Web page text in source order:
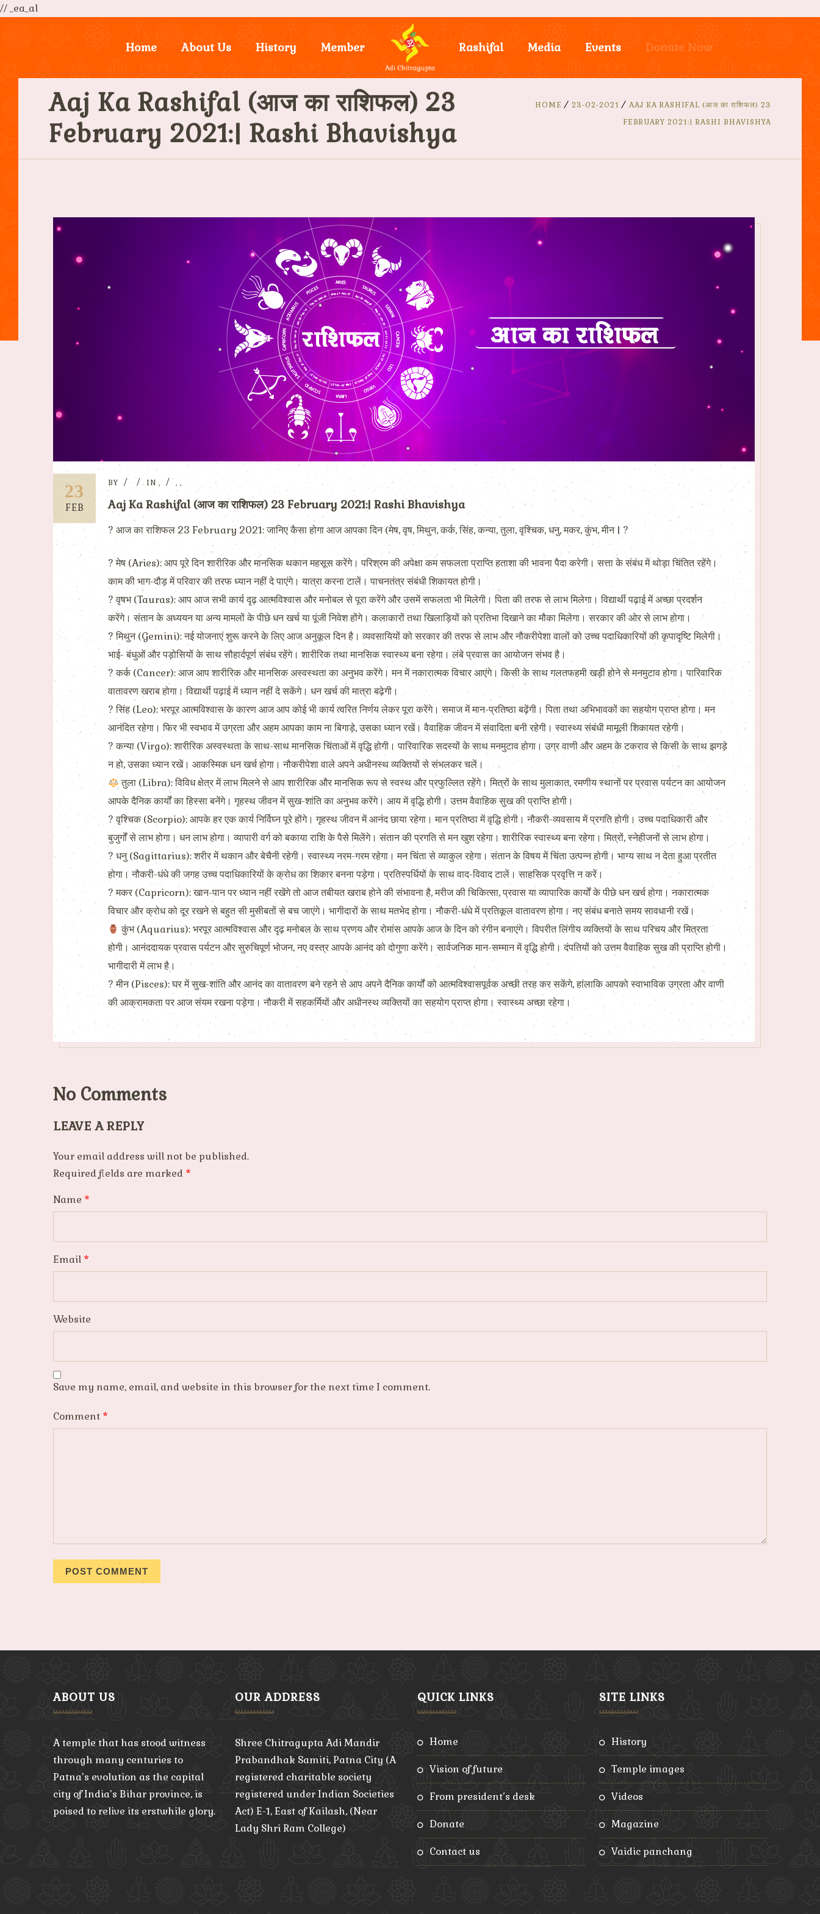
// _ea_al
Home About Us History Member Rashifal Media Events Donate Now
Aaj Ka Rashifal (आज का राशिफल) 23
February 2021:| Rashi Bhavishya
HOME 23-02-2021
AAJ KA RASHIFAL (आज का राशिफल) 23
FEBRUARY 2021:| RASHI BHAVISHYA
23
FEB
BY IN , , ,
Aaj Ka Rashifal (आज का राशिफल) 23 February 2021:| Rashi Bhavishya
? आज का राशिफल 23 February 2021: जानिए कैसा होगा आज आपका दिन (मेष, वृष, मिथुन, कर्क, सिंह, कन्या, तुला, वृश्चिक, धनु, मकर, कुंभ, मीन | ?
? मेष (Aries): आप पूरे दिन शारीरिक और मानसिक थकान महसूस करेंगे। परिश्रम की अपेक्षा कम सफलता प्राप्ति हताशा की भावना पैदा करेगी। सत्ता के संबंध में थोड़ा चिंतित रहेंगे।
काम की भाग-दौड़ में परिवार की तरफ ध्यान नहीं दे पाएंगे। यात्रा करना टालें। पाचनतंत्र संबंधी शिकायत होगी।
? वृषभ (Tauras): आप आज सभी कार्य दृढ़ आत्मविश्वास और मनोबल से पूरा करेंगे और उसमें सफलता भी मिलेगी। पिता की तरफ से लाभ मिलेगा। विद्यार्थी पढ़ाई में अच्छा प्रदर्शन
करेंगे। संतान के अध्ययन या अन्य मामलों के पीछे धन खर्च या पूंजी निवेश होंगे। कलाकारों तथा खिलाड़ियों को प्रतिभा दिखाने का मौका मिलेगा। सरकार की ओर से लाभ होगा।
? मिथुन (Gemini): नई योजनाएं शुरू करने के लिए आज अनुकूल दिन है। व्यवसायियों को सरकार की तरफ से लाभ और नौकरीपेशा वालों को उच्च पदाधिकारियों की कृपादृष्टि मिलेगी।
भाई- बंधुओं और पड़ोसियों के साथ सौहार्दपूर्ण संबंध रहेंगे। शारीरिक तथा मानसिक स्वास्थ्य बना रहेगा। लंबे प्रवास का आयोजन संभव है।
? कर्क (Cancer): आज आप शारीरिक और मानसिक अस्वस्थता का अनुभव करेंगे। मन में नकारात्मक विचार आएंगे। किसी के साथ गलतफहमी खड़ी होने से मनमुटाव होगा। पारिवारिक
वातावरण खराब होगा। विद्यार्थी पढ़ाई में ध्यान नहीं दे सकेंगे। धन खर्च की मात्रा बढ़ेगी।
? सिंह (Leo): भरपूर आत्मविश्वास के कारण आज आप कोई भी कार्य त्वरित निर्णय लेकर पूरा करेंगे। समाज में मान-प्रतिष्ठा बढ़ेंगी। पिता तथा अभिभावकों का सहयोग प्राप्त होगा। मन
आनंदित रहेगा। फिर भी स्वभाव में उग्रता और अहम आपका काम ना बिगाड़े, उसका ध्यान रखें। वैवाहिक जीवन में संवादिता बनी रहेगी। स्वास्थ्य संबंधी मामूली शिकायत रहेगी।
? कन्या (Virgo): शारीरिक अस्वस्थता के साथ-साथ मानसिक चिंताओं में वृद्धि होगी। पारिवारिक सदस्यों के साथ मनमुटाव होगा। उग्र वाणी और अहम के टकराव से किसी के साथ झगड़े
न हो, उसका ध्यान रखें। आकस्मिक धन खर्च होगा। नौकरीपेशा वाले अपने अधीनस्थ व्यक्तियों से संभलकर चलें।
तुला (Libra): विविध क्षेत्र में लाभ मिलने से आप शारीरिक और मानसिक रूप से स्वस्थ और प्रफुल्लित रहेंगे। मित्रों के साथ मुलाकात, रमणीय स्थानों पर प्रवास पर्यटन का आयोजन
आपके दैनिक कार्यों का हिस्सा बनेंगे। गृहस्थ जीवन में सुख-शांति का अनुभव करेंगे। आय में वृद्धि होगी। उत्तम वैवाहिक सुख की प्राप्ति होगी।
? वृश्चिक (Scorpio): आपके हर एक कार्य निर्विघ्न पूरे होंगे। गृहस्थ जीवन में आनंद छाया रहेगा। मान प्रतिष्ठा में वृद्धि होगी। नौकरी-व्यवसाय में प्रगति होगी। उच्च पदाधिकारी और
बुजुर्गों से लाभ होगा। धन लाभ होगा। व्यापारी वर्ग को बकाया राशि के पैसे मिलेंगे। संतान की प्रगति से मन खुश रहेगा। शारीरिक स्वास्थ्य बना रहेगा। मित्रों, स्नेहीजनों से लाभ होगा।
? धनु (Sagittarius): शरीर में थकान और बेचैनी रहेगी। स्वास्थ्य नरम-गरम रहेगा। मन चिंता से व्याकुल रहेगा। संतान के विषय में चिंता उत्पन्न होगी। भाग्य साथ न देता हुआ प्रतीत
होगा। नौकरी-धंधे की जगह उच्च पदाधिकारियों के क्रोध का शिकार बनना पड़ेगा। प्रतिस्पर्धियों के साथ वाद-विवाद टालें। साहसिक प्रवृत्ति न करें।
? मकर (Capricorn): खान-पान पर ध्यान नहीं रखेंगे तो आज तबीयत खराब होने की संभावना है, मरीज की चिकित्सा, प्रवास या व्यापारिक कार्यों के पीछे धन खर्च होगा। नकारात्मक
विचार और क्रोध को दूर रखने से बहुत सी मुसीबतों से बच जाएंगे। भागीदारों के साथ मतभेद होगा। नौकरी-धंधे में प्रतिकूल वातावरण होगा। नए संबंध बनाते समय सावधानी रखें।
कुंभ (Aquarius): भरपूर आत्मविश्वास और दृढ़ मनोबल के साथ प्रणय और रोमांस आपके आज के दिन को रंगीन बनाएंगे। विपरीत लिंगीय व्यक्तियों के साथ परिचय और मित्रता
होगी। आनंददायक प्रवास पर्यटन और सुरुचिपूर्ण भोजन, नए वस्त्र आपके आनंद को दोगुणा करेंगे। सार्वजनिक मान-सम्मान में वृद्धि होगी। दंपतियों को उत्तम वैवाहिक सुख की प्राप्ति होगी।
भागीदारी में लाभ है।
? मीन (Pisces): घर में सुख-शांति और आनंद का वातावरण बने रहने से आप अपने दैनिक कार्यों को आत्मविश्वासपूर्वक अच्छी तरह कर सकेंगे, हांलाकि आपको स्वाभाविक उग्रता और वाणी
की आक्रामकता पर आज संयम रखना पड़ेगा। नौकरी में सहकर्मियों और अधीनस्थ व्यक्तियों का सहयोग प्राप्त होगा। स्वास्थ्य अच्छा रहेगा।
No Comments
LEAVE A REPLY
Your email address will not be published.
Required fields are marked *
Name *
Email *
Website
Save my name, email, and website in this browser for the next time I comment.
Comment *
ABOUT US
A temple that has stood witness
through many centuries to
Patna’s evolution as the capital
city of India’s Bihar province, is
poised to relive its erstwhile glory.
OUR ADDRESS
Shree Chitragupta Adi Mandir
Prabandhak Samiti, Patna City (A
registered charitable society
registered under Indian Societies
Act) E-1, East of Kailash, (Near
Lady Shri Ram College)
QUICK LINKS
home
vision of future
from president’s desk
donate
contact us
SITE LINKS
history
temple images
videos
magazine
vaidic panchang